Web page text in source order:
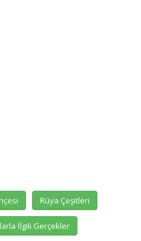
Rüya Çeşitleri
İlgili Gerçekler